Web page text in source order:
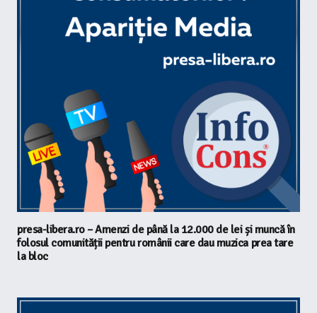
presa-libera.ro – Amenzi de până la 12.000 de lei și muncă în
folosul comunității pentru românii care dau muzica prea tare
la bloc